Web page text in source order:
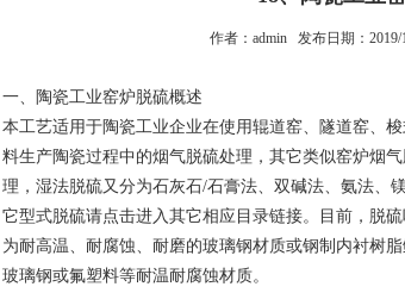
作者：admin 发布日期：
一、陶瓷工业窑炉脱硫概述
本工艺适用于陶瓷工业企业在使用辊道窑、隧道窑、
料生产陶瓷过程中的烟气脱硫处理，其它类似窑炉烟
理，湿法脱硫又分为石灰石/石膏法、双碱法、氨法、
它型式脱硫请点击进入其它相应目录链接。目前，脱
为耐高温、耐腐蚀、耐磨的玻璃钢材质或钢制内衬树
玻璃钢或氟塑料等耐温耐腐蚀材质。